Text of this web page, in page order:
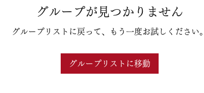
グループが見つかりません
グループリストに戻って、もう一度お試しください。
グループリストに移動